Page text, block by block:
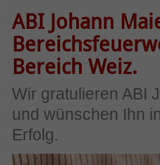
ABI Johann
Bereich Weiz.
Wir gratulieren ABI
und wünschen Ihn
Erfolg.